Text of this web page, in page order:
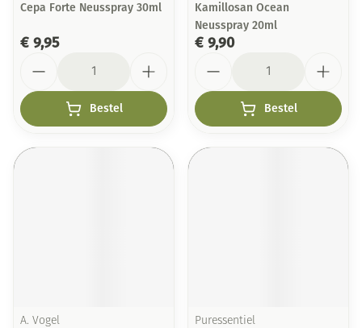
Cepa Forte Neusspray 30ml
€ 9,95
Bestel
Kamillosan Ocean
Neusspray 20ml
€ 9,90
Bestel
A. Vogel Puressentiel